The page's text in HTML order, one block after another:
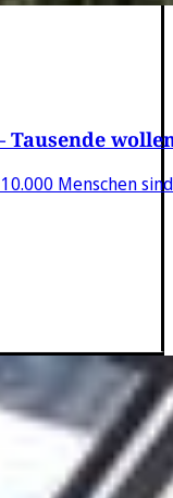
Tausende
Menschen